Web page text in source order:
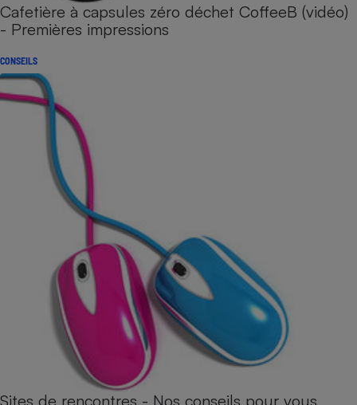
Cafetière à capsules zéro déchet CoffeeB (vidéo)
- Premières impressions
CONSEILS
Sites de rencontres - Nos conseils pour vous